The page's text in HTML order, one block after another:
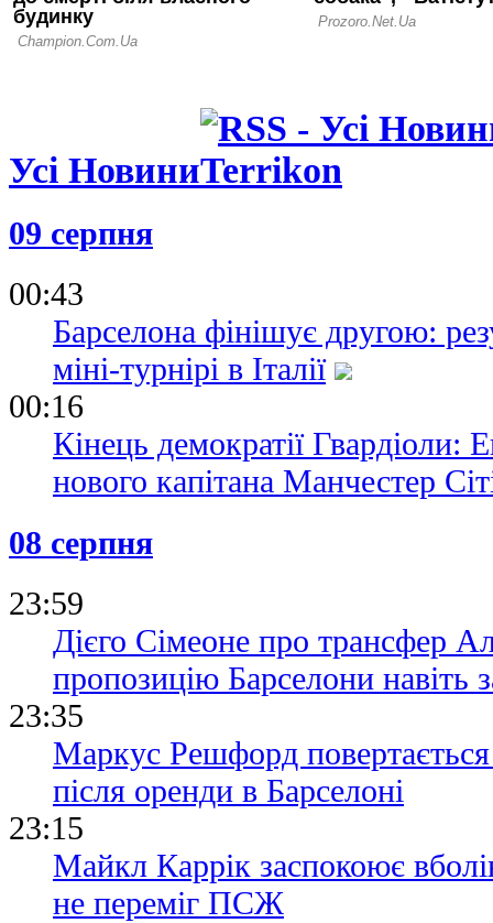
перейшов
Усі Новини
09 серпня
00:43
Барселона фінішує другою:
міні-турнірі в Італії
00:16
Кінець демократії
нового капітана Манчестер
08 серпня
23:59
Дієго Сімеоне про трансфер
пропозицію Барселони навіть
23:35
Маркус Решфорд
після оренди в Барселоні
23:15
Майкл Каррік заспокоює
не переміг ПСЖ